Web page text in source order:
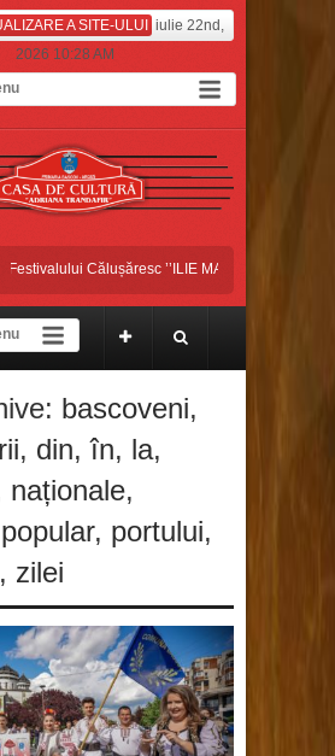
A SITE-ULUI
iulie 22nd,
2026 10:28 AM
Călușăresc ’’ILIE MARTIN’’, din
Călușăresc ’’ILIE MARTIN’’, din
bascoveni,
, din,în, la,
naționale,
popular, portului,
, zilei